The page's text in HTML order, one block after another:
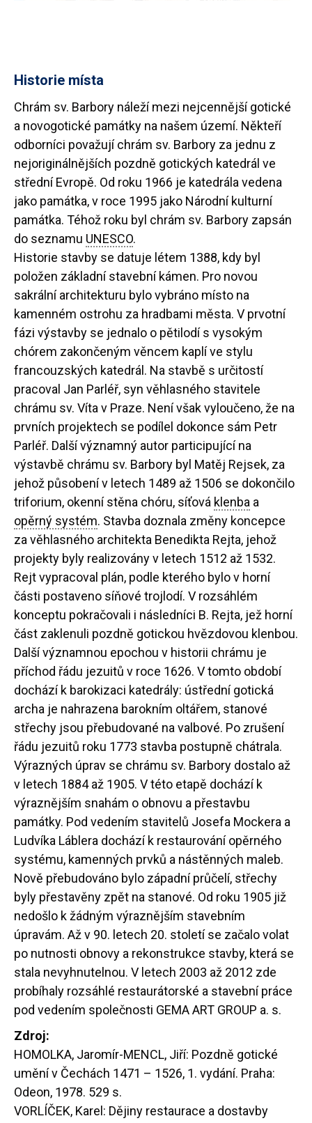
Historie místa
Chrám sv. Barbory náleží mezi nejcennější gotické
a novogotické památky na našem území. Někteří
odborníci považují chrám sv. Barbory za jednu z
nejoriginálnějších pozdně gotických katedrál ve
střední Evropě. Od roku 1966 je katedrála vedena
jako památka, v roce 1995 jako Národní kulturní
památka. Téhož roku byl chrám sv. Barbory zapsán
do seznamu UNESCO.
Historie stavby se datuje létem 1388, kdy byl
položen základní stavební kámen. Pro novou
sakrální architekturu bylo vybráno místo na
kamenném ostrohu za hradbami města. V prvotní
fázi výstavby se jednalo o pětilodí s vysokým
chórem zakončeným věncem kaplí ve stylu
francouzských katedrál. Na stavbě s určitostí
pracoval Jan Parléř, syn věhlasného stavitele
chrámu sv. Víta v Praze. Není však vyloučeno, že na
prvních projektech se podílel dokonce sám Petr
Parléř. Další významný autor participující na
výstavbě chrámu sv. Barbory byl Matěj Rejsek, za
jehož působení v letech 1489 až 1506 se dokončilo
triforium, okenní stěna chóru, síťová klenba a
opěrný systém. Stavba doznala změny koncepce
za věhlasného architekta Benedikta Rejta, jehož
projekty byly realizovány v letech 1512 až 1532.
Rejt vypracoval plán, podle kterého bylo v horní
části postaveno síňové trojlodí. V rozsáhlém
konceptu pokračovali i následníci B. Rejta, jež horní
část zaklenuli pozdně gotickou hvězdovou klenbou.
Další významnou epochou v historii chrámu je
příchod řádu jezuitů v roce 1626. V tomto období
dochází k barokizaci katedrály: ústřední gotická
archa je nahrazena barokním oltářem, stanové
střechy jsou přebudované na valbové. Po zrušení
řádu jezuitů roku 1773 stavba postupně chátrala.
Výrazných úprav se chrámu sv. Barbory dostalo až
v letech 1884 až 1905. V této etapě dochází k
výraznějším snahám o obnovu a přestavbu
památky. Pod vedením stavitelů Josefa Mockera a
Ludvíka Láblera dochází k restaurování opěrného
systému, kamenných prvků a nástěnných maleb.
Nově přebudováno bylo západní průčelí, střechy
byly přestavěny zpět na stanové. Od roku 1905 již
nedošlo k žádným výraznějším stavebním
úpravám. Až v 90. letech 20. století se začalo volat
po nutnosti obnovy a rekonstrukce stavby, která se
stala nevyhnutelnou. V letech 2003 až 2012 zde
probíhaly rozsáhlé restaurátorské a stavební práce
pod vedením společnosti GEMA ART GROUP a. s.
Zdroj:
HOMOLKA, Jaromír-MENCL, Jiří: Pozdně gotické
umění v Čechách 1471 – 1526, 1. vydání. Praha:
Odeon, 1978. 529 s.
VORLÍČEK, Karel: Dějiny restaurace a dostavby